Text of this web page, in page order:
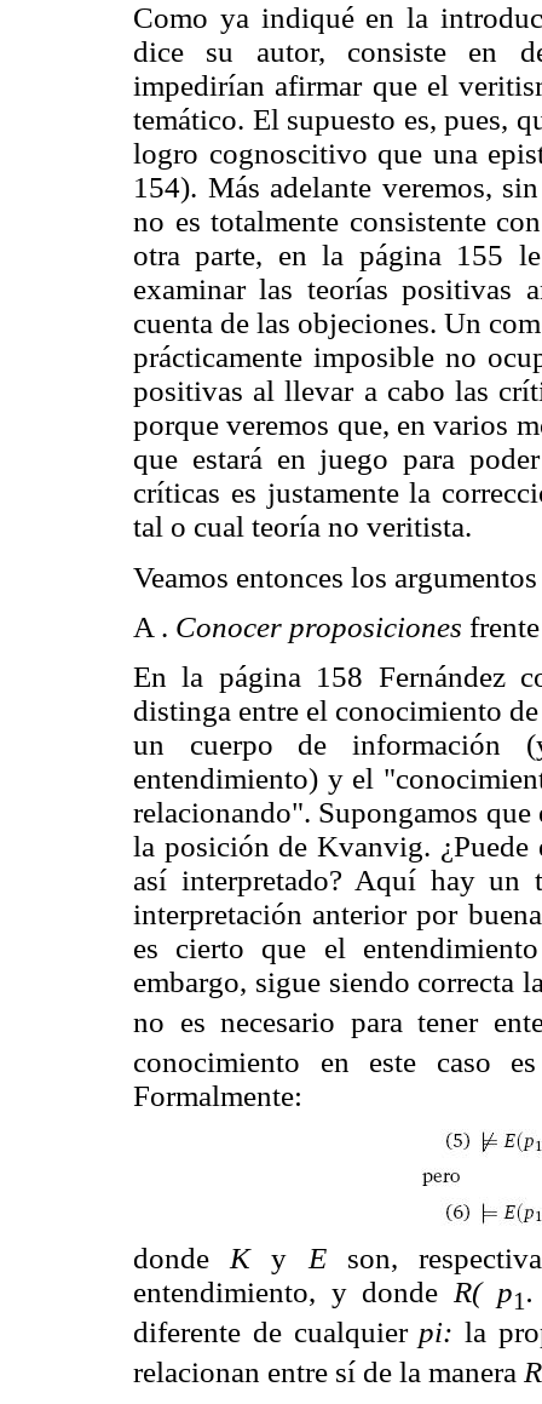
Como ya indiqué en la
dice su autor, consiste en
impedirían afirmar que el
temático. El supuesto es, pues,
logro cognoscitivo que una
154). Más adelante veremos,
no es totalmente consistente
otra parte, en la página 155
examinar las teorías positivas
cuenta de las objeciones. Un
prácticamente imposible no
positivas al llevar a cabo las
porque veremos que, en varios
que estará en juego para
críticas es justamente la
tal o cual teoría no veritista.
Veamos entonces los
A . Conocer proposiciones
En la página 158 Fernández
distinga entre el conocimiento
un cuerpo de información
entendimiento) y el
relacionando". Supongamos que
la posición de Kvanvig.
así interpretado? Aquí hay un
interpretación anterior por
es cierto que el
embargo, sigue siendo correcta
no es necesario para tener
conocimiento en este caso
Formalmente:
donde Ky Eson,
entendimiento, y donde R( p1
diferente de cualquier pi: la
relacionan entre sí de la manera